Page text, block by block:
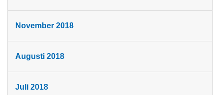
November 2018
Augusti 2018
Juli 2018